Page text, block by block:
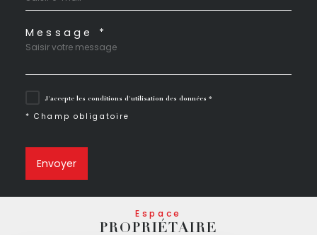
Message *
J'accepte les conditions d'utilisation des données *
* Champ obligatoire
Envoyer
Espace
PROPRIÉTAIRE